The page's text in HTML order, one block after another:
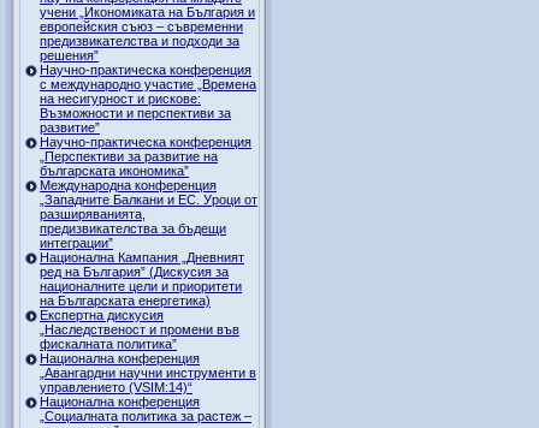
учени „Икономиката на България и
европейския съюз – съвременни
предизвикателства и подходи за
решения”
Научно-практическа конференция
с международно участие „Времена
на несигурност и рискове:
Възможности и перспективи за
развитие”
Научно-практическа конференция
„Перспективи за развитие на
българската икономика”
Международна конференция
„Западните Балкани и ЕС. Уроци от
разширяванията,
предизвикателства за бъдещи
интеграции”
Национална Кампания „Дневният
ред на България” (Дискусия за
националните цели и приоритети
на Българската енергетика)
Експертна дискусия
„Наследственост и промени във
фискалната политика”
Национална конференция
„Авангардни научни инструменти в
управлението (VSIM:14)“
Национална конференция
„Социалната политика за растеж –